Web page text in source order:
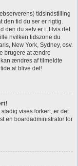
tidsindstilling
den tid du ser er rigtig.
den du selv er i. Hvis det
hvilken tidszone du
New York, Sydney, osv.
brugere at ændre
ændres af tilmeldte
at blive det!
vises forkert, er det
en boardadministrator for